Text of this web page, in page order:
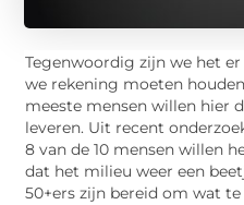
Tegenwoordig zijn we het
we rekening moeten
meeste mensen willen hier
leveren. Uit recent
8 van de 10 mensen willen
dat het milieu weer een
50+ers zijn bereid om wat